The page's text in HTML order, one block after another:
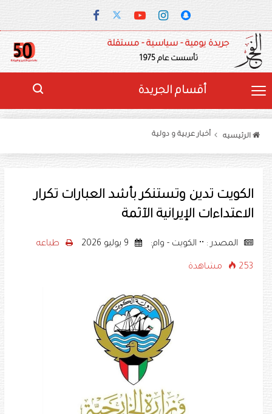
جريدة يومية - سياسية - مستقلة
تأسست عام 1975
أقسام الجريدة
الرئيسيه أخبار عربية و دولية
الكويت تدين وتستنكر بأشد العبارات تكرار
الاعتداءات الإيرانية الآثمة
المصدر : •• الكويت - وام: طباعه
253 مشاهدة